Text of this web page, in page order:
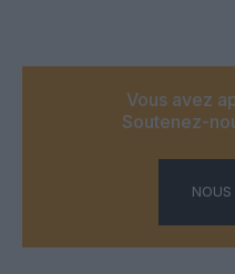
Vous avez
Soutenez-
NOUS